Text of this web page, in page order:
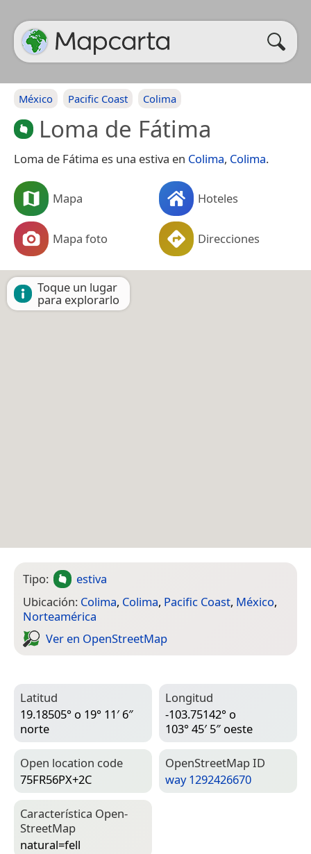
México Pacific Coast Colima
Loma de Fátima
Loma de Fátima es una estiva en Colima, Colima.
Mapa Hoteles
Mapa foto Direcciones
Toque un lugar
para explorarlo
Tipo:
estiva
Ubicación: Colima, Colima, Pacific Coast, México,
Norteamérica
Ver en Open­Street­Map
Latitud
19.18505° o 19° 11′ 6″
norte
Longitud
-103.75142° o
103° 45′ 5″ oeste
Open location code
75FR56PX+2C
Open­Street­Map ID
way 1292426670
Característica Open­
Street­Map
natural=­fell